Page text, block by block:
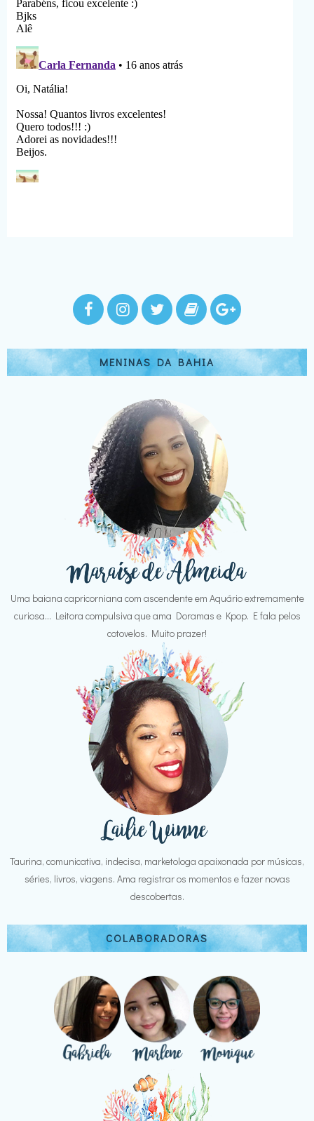
MENINAS DA BAHIA
Uma baiana capricorniana com ascendente em Aquário extremamente
curiosa... Leitora compulsiva que ama Doramas e Kpop. E fala pelos
cotovelos. Muito prazer!
Taurina, comunicativa, indecisa, marketologa apaixonada por músicas,
séries, livros, viagens. Ama registrar os momentos e fazer novas
descobertas.
COLABORADORAS